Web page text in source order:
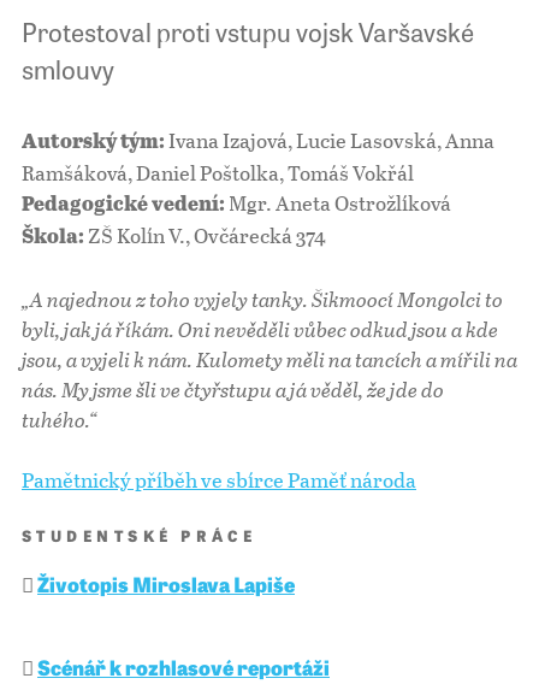
Protestoval proti vstupu vojsk Varšavské
smlouvy
Autorský tým: Ivana Izajová, Lucie Lasovská, Anna
Ramšáková, Daniel Poštolka, Tomáš Vokřál
Pedagogické vedení: Mgr. Aneta Ostrožlíková
Škola: ZŠ Kolín V., Ovčárecká 374
„A najednou z toho vyjely tanky. Šikmoocí Mongolci to
byli, jak já říkám. Oni nevěděli vůbec odkud jsou a kde
jsou, a vyjeli k nám. Kulomety měli na tancích a mířili na
nás. My jsme šli ve čtyřstupu a já věděl, že jde do
tuhého.“
Pamětnický příběh ve sbírce Paměť národa
STUDENTSKÉ PRÁCE
Životopis Miroslava Lapiše
Scénář k rozhlasové reportáži